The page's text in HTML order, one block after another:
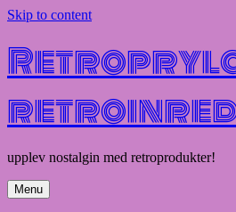
Skip to content
upplev nostalgin med retroprodukter!
Menu